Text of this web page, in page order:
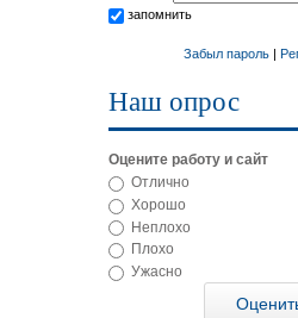
запомнить
Забыл пароль|
Наш опрос
Оцените работу и сайт
Отлично
Хорошо
Неплохо
Плохо
Ужасно